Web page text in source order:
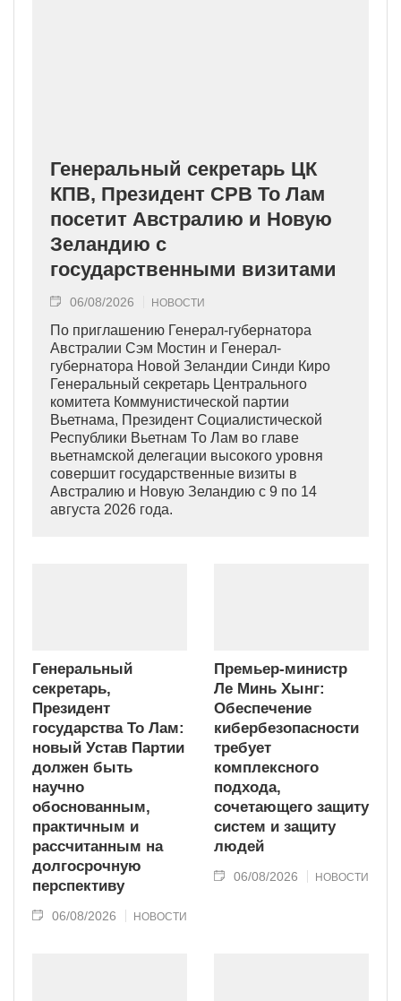
Генеральный секретарь ЦК
КПВ, Президент СРВ То Лам
посетит Австралию и Новую
Зеландию с
государственными визитами
06/08/2026 НОВОСТИ
По приглашению Генерал-губернатора
Австралии Сэм Мостин и Генерал-
губернатора Новой Зеландии Синди Киро
Генеральный секретарь Центрального
комитета Коммунистической партии
Вьетнама, Президент Социалистической
Республики Вьетнам То Лам во главе
вьетнамской делегации высокого уровня
совершит государственные визиты в
Австралию и Новую Зеландию с 9 по 14
августа 2026 года.
Генеральный
секретарь,
Президент
государства То Лам:
новый Устав Партии
должен быть
научно
обоснованным,
практичным и
рассчитанным на
долгосрочную
перспективу
06/08/2026 НОВОСТИ
Премьер-министр
Ле Минь Хынг:
Обеспечение
кибербезопасности
требует
комплексного
подхода,
сочетающего защиту
систем и защиту
людей
06/08/2026 НОВОСТИ